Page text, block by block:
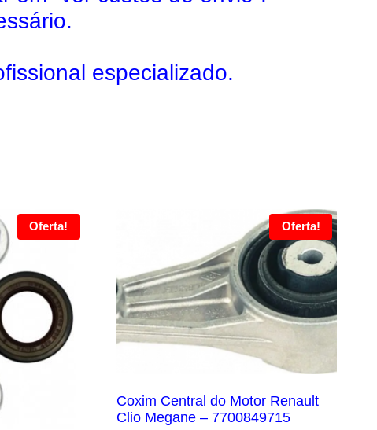
especializado.
Oferta! Oferta!
Coxim Central do Motor Renault
Clio Megane – 7700849715